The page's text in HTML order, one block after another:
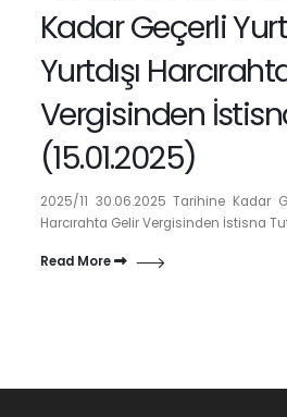
Kadar Geçerli
Yurtdışı
Vergisinden
(15.01.2025)
2025/11 30.06.2025 Tarihine Kadar
Harcırahta Gelir Vergisinden İstisna
Read More